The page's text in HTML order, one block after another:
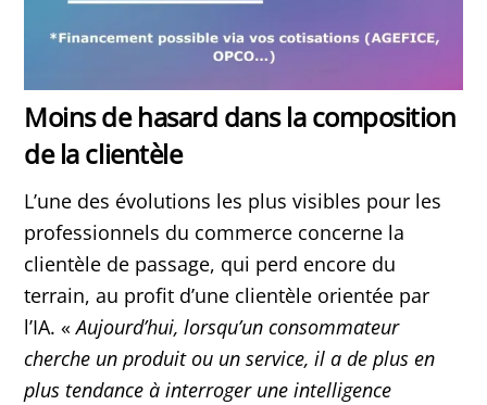
Moins de hasard dans la composition
de la clientèle
L’une des évolutions les plus visibles pour les
professionnels du commerce concerne la
clientèle de passage, qui perd encore du
terrain, au profit d’une clientèle orientée par
l’IA. «Aujourd’hui, lorsqu’un consommateur
cherche un produit ou un service, il a de plus en
plus tendance à interroger une intelligence